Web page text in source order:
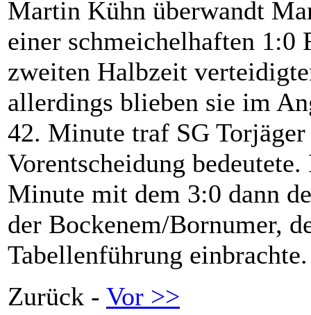
Martin Kühn überwandt
einer schmeichelhaften 1:0
zweiten Halbzeit
allerdings blieben sie im
42. Minute traf SG
Vorentscheidung
Minute mit dem 3:0 dann
der Bockenem/Bornumer,
Tabellenführung einbrachte.
Zurück - Vor >>